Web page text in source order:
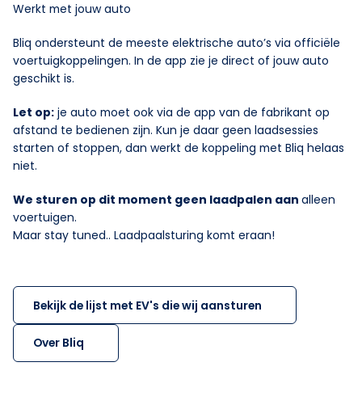
Werkt met jouw auto
Bliq ondersteunt de meeste elektrische auto’s via officiële
voertuigkoppelingen. In de app zie je direct of jouw auto
geschikt is.
Let op: je auto moet ook via de app van de fabrikant op
afstand te bedienen zijn. Kun je daar geen laadsessies
starten of stoppen, dan werkt de koppeling met Bliq helaas
niet.
We sturen op dit moment geen laadpalen aan alleen
voertuigen.
Maar stay tuned.. Laadpaalsturing komt eraan!
Bekijk de lijst met EV's die wij aansturen
Over Bliq